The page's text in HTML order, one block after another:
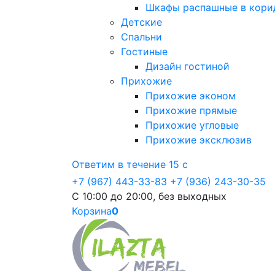
Шкафы распашные в
Детские
Спальни
Гостиные
Дизайн гостиной
Прихожие
Прихожие эконом
Прихожие прямые
Прихожие угловые
Прихожие эксклюзив
Ответим в течение 15 с
+7 (967) 443-33-83 +7 (936) 243-30-35
С 10:00 до 20:00, без выходных
Корзина0